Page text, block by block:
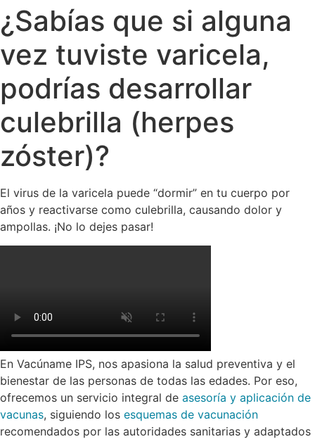
¿Sabías que si alguna
vez tuviste varicela,
podrías desarrollar
culebrilla (herpes
zóster)?
El virus de la varicela puede “dormir” en tu cuerpo por
años y reactivarse como culebrilla, causando dolor y
ampollas. ¡No lo dejes pasar!
En Vacúname IPS, nos apasiona la salud preventiva y el
bienestar de las personas de todas las edades. Por eso,
ofrecemos un servicio integral de asesoría y aplicación de
vacunas, siguiendo los esquemas de vacunación
recomendados por las autoridades sanitarias y adaptados